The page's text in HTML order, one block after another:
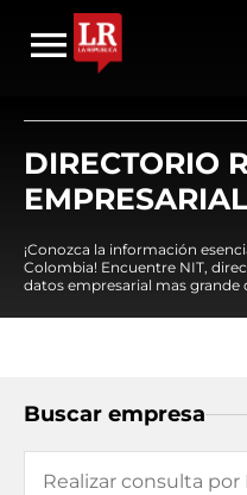
DIRECTORIO
EMPRESARIAL
¡Conozca la información
Colombia! Encuentre NIT,
datos empresarial mas grande
Buscar empresa